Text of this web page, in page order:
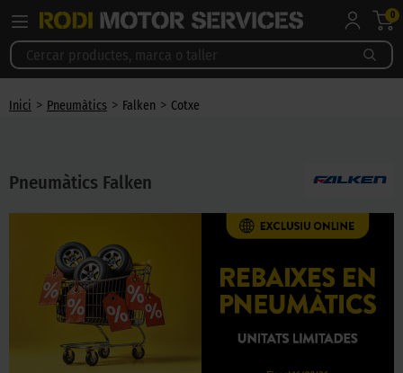
0
Inici > Pneumàtics > Falken > Cotxe
Pneumàtics Falken